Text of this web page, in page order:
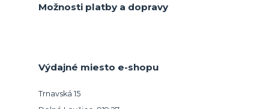
Možnosti platby a dopravy
Výdajné miesto e-shopu
Trnavská 15